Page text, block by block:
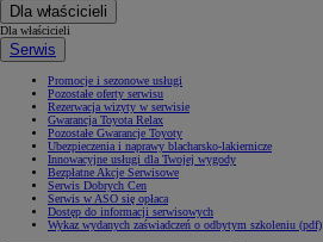
Dla właścicieli
Dla właścicieli
Serwis
Promocje i sezonowe usługi
Pozostałe oferty serwisu
Rezerwacja wizyty w serwisie
Gwarancja Toyota Relax
Pozostałe Gwarancje Toyoty
Ubezpieczenia i naprawy blacharsko-lakiernicze
Innowacyjne usługi dla Twojej wygody
Bezpłatne Akcje Serwisowe
Serwis Dobrych Cen
Serwis w ASO się opłaca
Dostęp do informacji serwisowych
Wykaz wydanych zaświadczeń o odbytym szkoleniu (pdf)